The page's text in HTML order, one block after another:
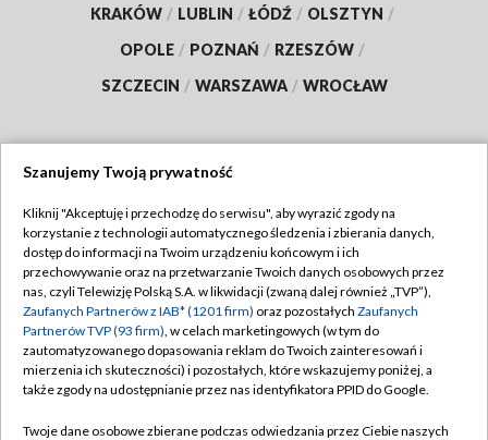
KRAKÓW / LUBLIN / ŁÓDŹ / OLSZTYN /
OPOLE / POZNAŃ / RZESZÓW /
SZCZECIN / WARSZAWA / WROCŁAW
TVP
Abonament TVP
Emisja w TVP
Centrum informacji TVP
Naziemna Telewizja Cyfrowa
Regulamin TVP
Polityka prywatności
Moje zgody
Pomoc
Szanujemy Twoją prywatność
Kliknij "Akceptuję i przechodzę do serwisu", aby wyrazić zgody na
korzystanie z technologii automatycznego śledzenia i zbierania danych,
dostęp do informacji na Twoim urządzeniu końcowym i ich
przechowywanie oraz na przetwarzanie Twoich danych osobowych przez
nas, czyli Telewizję Polską S.A. w likwidacji (zwaną dalej również „TVP”),
Zaufanych Partnerów z IAB* (1201 firm) oraz pozostałych Zaufanych
Partnerów TVP (93 firm), w celach marketingowych (w tym do
zautomatyzowanego dopasowania reklam do Twoich zainteresowań i
mierzenia ich skuteczności) i pozostałych, które wskazujemy poniżej, a
także zgody na udostępnianie przez nas identyfikatora PPID do Google.
Twoje dane osobowe zbierane podczas odwiedzania przez Ciebie naszych